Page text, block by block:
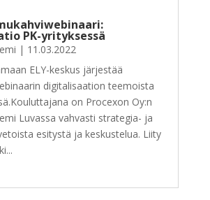
PK-yrityksessä
| 11.03.2022
ELY-keskus järjestää
digitalisaation teemoista
on Procexon Oy:n
Luvassa vahvasti strategia- ja
esitystä ja keskustelua. Liity